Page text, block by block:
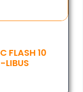
FLASH 10